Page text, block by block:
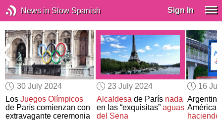
News in Slow Spanish Sign In
30 July 2024
LosJuegos Olímpicos
de París comienzan con
extravagante ceremonia
23 July 2024
Alcaldesade París nada
en las “exquisitas” aguas
del Sena
16
América
haciendo